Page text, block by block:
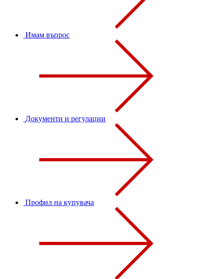
Имам въпрос
Документи и регулации
Профил на купувача